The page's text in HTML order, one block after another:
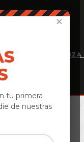
×
tu primera
de nuestras